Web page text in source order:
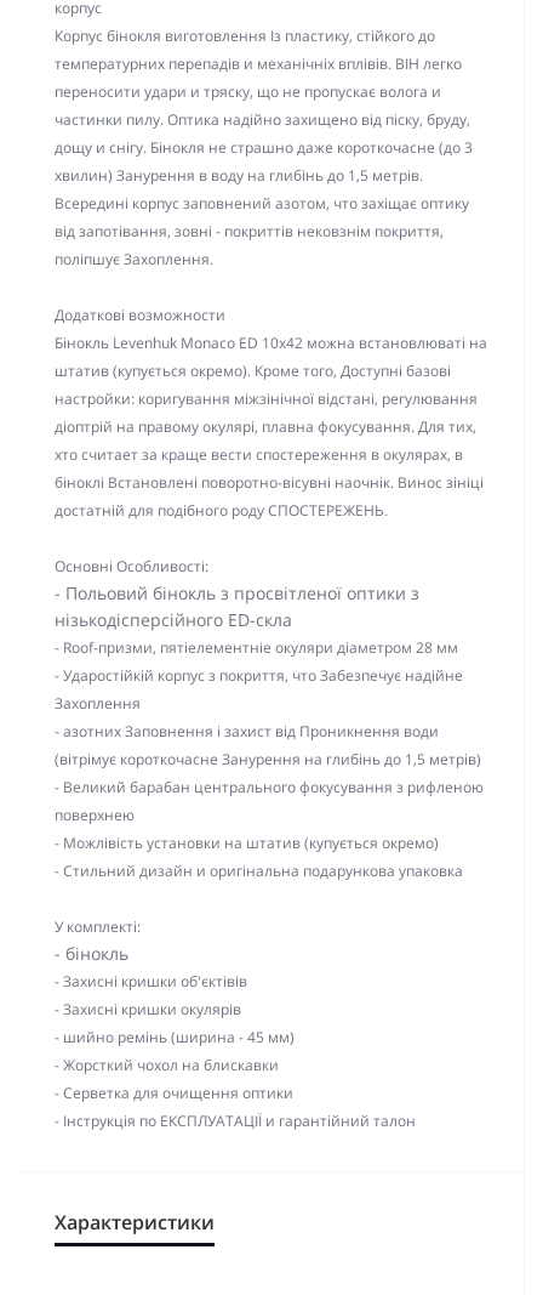
корпус
Корпус бінокля виготовлення Із пластику, стійкого до
температурних перепадів и механічніх вплівів. ВІН легко
переносити удари и тряску, що не пропускає волога и
частинки пилу. Оптика надійно захищено від піску, бруду,
дощу и снігу. Бінокля не страшно даже короткочасне (до 3
хвилин) Занурення в воду на глибінь до 1,5 метрів.
Всередині корпус заповнений азотом, что захіщає оптику
від запотівання, зовні - покриттів нековзнім покриття,
поліпшує Захоплення.
Додаткові возможности
Бінокль Levenhuk Monaco ED 10x42 можна встановлюваті на
штатив (купується окремо). Кроме того, Доступні базові
настройки: коригування міжзінічної відстані, регулювання
діоптрій на правому окулярі, плавна фокусування. Для тих,
хто считает за краще вести спостереження в окулярах, в
біноклі Встановлені поворотно-вісувні наочнік. Винос зініці
достатній для подібного роду СПОСТЕРЕЖЕНЬ.
Основні Особливості:
- Польовий бінокль з просвітленої оптики з
нізькодісперсійного ED-скла
- Roof-призми, пятіелементніе окуляри діаметром 28 мм
- Ударостійкій корпус з покриття, что Забезпечує надійне
Захоплення
- азотних Заповнення і захист від Проникнення води
(вітрімує короткочасне Занурення на глибінь до 1,5 метрів)
- Великий барабан центрального фокусування з рифленою
поверхнею
- Можлівість установки на штатив (купується окремо)
- Стильний дизайн и оригінальна подарункова упаковка
У комплекті:
- бінокль
- Захисні кришки об'єктівів
- Захисні кришки окулярів
- шийно ремінь (ширина - 45 мм)
- Жорсткий чохол на блискавки
- Серветка для очищення оптики
- Інструкція по ЕКСПЛУАТАЦІЇ и гарантійний талон
Характеристики